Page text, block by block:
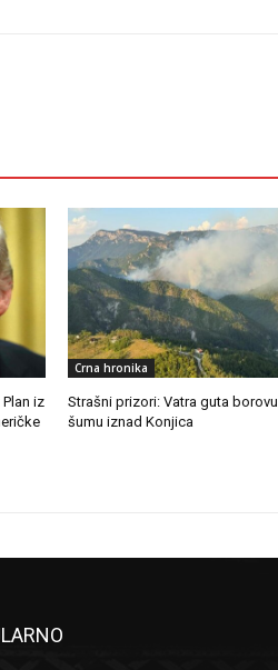
iz
Crna hronika
Strašni prizori: Vatra guta borovu
šumu iznad Konjica